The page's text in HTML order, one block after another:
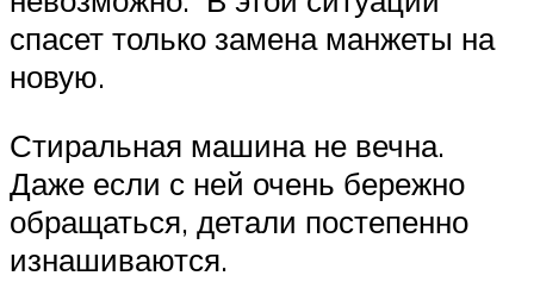
спасет только замена манжеты на
новую.
Стиральная машина не вечна.
Даже если с ней очень бережно
обращаться, детали постепенно
изнашиваются.